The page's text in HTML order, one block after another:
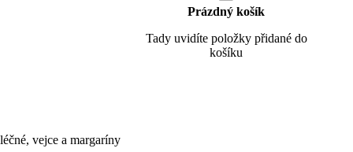
vejce a margaríny
Prázdný košík
Tady uvidíte položky přidané do
košíku